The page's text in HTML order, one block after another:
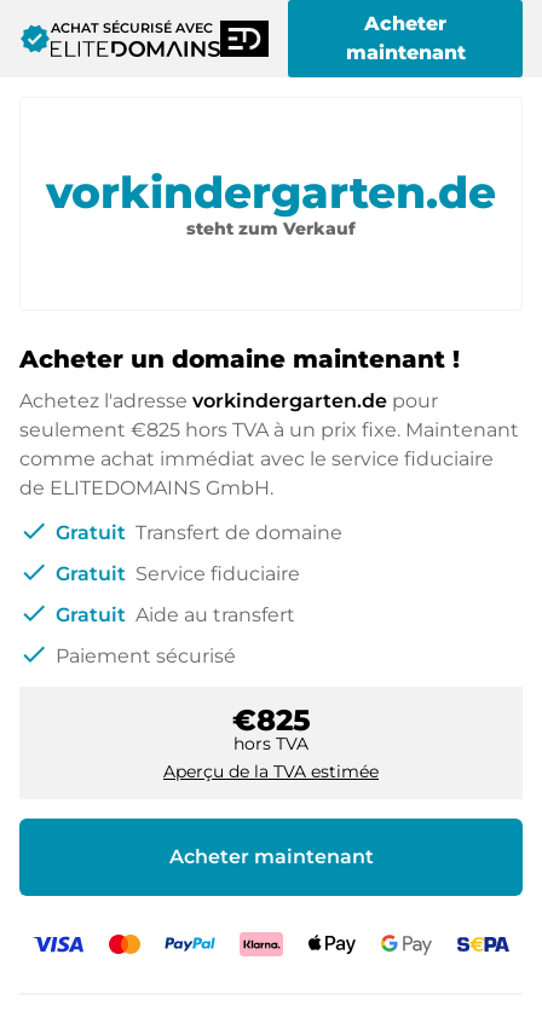
verifiedACHAT SÉCURISÉ AVEC
Acheter
maintenant
vorkindergarten.de
steht zum Verkauf
Acheter un domaine maintenant !
Achetez l'adresse vorkindergarten.de pour
seulement €825 hors TVA à un prix fixe. Maintenant
comme achat immédiat avec le service fiduciaire
de ELITEDOMAINS GmbH.
check Gratuit Transfert de domaine
check Gratuit Service fiduciaire
check Gratuit Aide au transfert
check Paiement sécurisé
€825
hors TVA
Aperçu de la TVA estimée
Acheter maintenant